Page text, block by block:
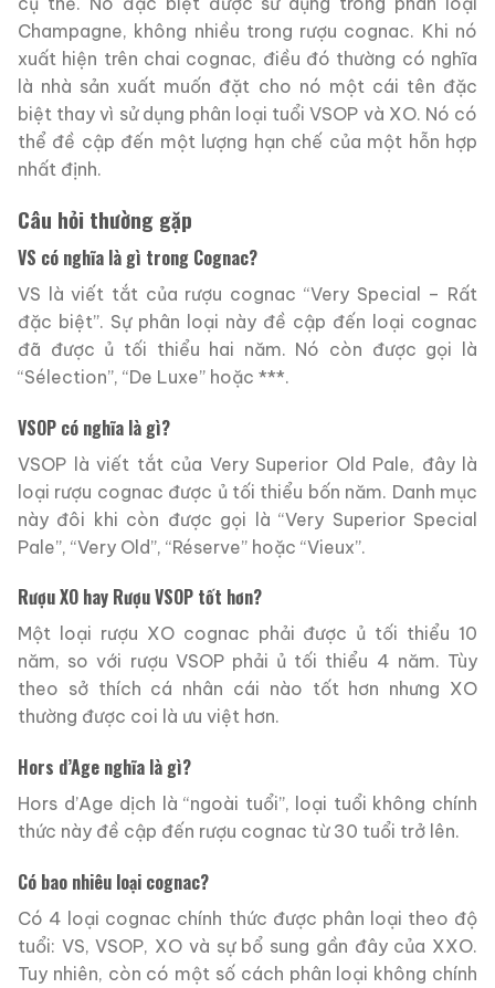
Champagne, không nhiều trong rượu cognac. Khi nó
xuất hiện trên chai cognac, điều đó thường có nghĩa
là nhà sản xuất muốn đặt cho nó một cái tên đặc
biệt thay vì sử dụng phân loại tuổi VSOP và XO. Nó có
thể đề cập đến một lượng hạn chế của một hỗn hợp
nhất định.
Câu hỏi thường gặp
VS có nghĩa là gì trong Cognac?
VS là viết tắt của rượu cognac “Very Special – Rất
đặc biệt”. Sự phân loại này đề cập đến loại cognac
đã được ủ tối thiểu hai năm. Nó còn được gọi là
“Sélection”, “De Luxe” hoặc ***.
VSOP có nghĩa là gì?
VSOP là viết tắt của Very Superior Old Pale, đây là
loại rượu cognac được ủ tối thiểu bốn năm. Danh mục
này đôi khi còn được gọi là “Very Superior Special
Pale”, “Very Old”, “Réserve” hoặc “Vieux”.
Rượu XO hay Rượu VSOP tốt hơn?
Một loại rượu XO cognac phải được ủ tối thiểu 10
năm, so với rượu VSOP phải ủ tối thiểu 4 năm. Tùy
theo sở thích cá nhân cái nào tốt hơn nhưng XO
thường được coi là ưu việt hơn.
Hors d’Age nghĩa là gì?
Hors d’Age dịch là “ngoài tuổi”, loại tuổi không chính
thức này đề cập đến rượu cognac từ 30 tuổi trở lên.
Có bao nhiêu loại cognac?
Có 4 loại cognac chính thức được phân loại theo độ
tuổi: VS, VSOP, XO và sự bổ sung gần đây của XXO.
Tuy nhiên, còn có một số cách phân loại không chính